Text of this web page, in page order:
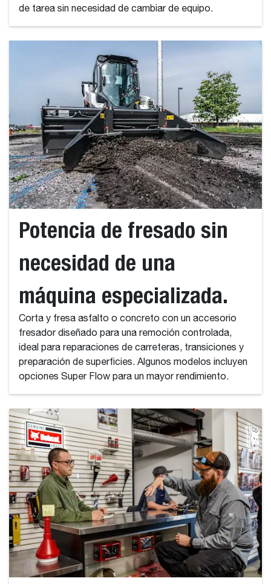
de tarea sin necesidad de cambiar de equipo.
Potencia de fresado sin
necesidad de una
máquina especializada.
Corta y fresa asfalto o concreto con un accesorio
fresador diseñado para una remoción controlada,
ideal para reparaciones de carreteras, transiciones y
preparación de superficies. Algunos modelos incluyen
opciones Super Flow para un mayor rendimiento.